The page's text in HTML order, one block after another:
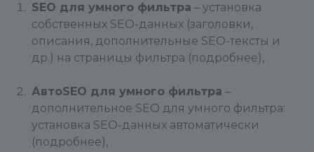
SEO для умного фильтра – установка
собственных SEO-данных (заголовки,
описания, дополнительные SEO-тексты и
др.) на страницы фильтра (подробнее),
АвтоSEO для умного фильтра –
дополнительное SEO для умного фильтра:
установка SEO-данных автоматически
(подробнее),